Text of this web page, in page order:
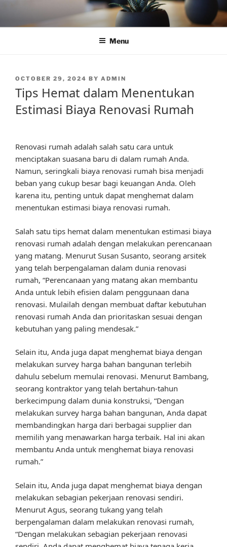
content
Menu
POSTED
ON
OCTOBER 29, 2024 BY ADMIN
Tips Hemat dalam Menentukan
Estimasi Biaya Renovasi Rumah
Renovasi rumah adalah salah satu cara untuk
menciptakan suasana baru di dalam rumah Anda.
Namun, seringkali biaya renovasi rumah bisa menjadi
beban yang cukup besar bagi keuangan Anda. Oleh
karena itu, penting untuk dapat menghemat dalam
menentukan estimasi biaya renovasi rumah.
Salah satu tips hemat dalam menentukan estimasi biaya
renovasi rumah adalah dengan melakukan perencanaan
yang matang. Menurut Susan Susanto, seorang arsitek
yang telah berpengalaman dalam dunia renovasi
rumah, “Perencanaan yang matang akan membantu
Anda untuk lebih efisien dalam penggunaan dana
renovasi. Mulailah dengan membuat daftar kebutuhan
renovasi rumah Anda dan prioritaskan sesuai dengan
kebutuhan yang paling mendesak.”
Selain itu, Anda juga dapat menghemat biaya dengan
melakukan survey harga bahan bangunan terlebih
dahulu sebelum memulai renovasi. Menurut Bambang,
seorang kontraktor yang telah bertahun-tahun
berkecimpung dalam dunia konstruksi, “Dengan
melakukan survey harga bahan bangunan, Anda dapat
membandingkan harga dari berbagai supplier dan
memilih yang menawarkan harga terbaik. Hal ini akan
membantu Anda untuk menghemat biaya renovasi
rumah.”
Selain itu, Anda juga dapat menghemat biaya dengan
melakukan sebagian pekerjaan renovasi sendiri.
Menurut Agus, seorang tukang yang telah
berpengalaman dalam melakukan renovasi rumah,
“Dengan melakukan sebagian pekerjaan renovasi